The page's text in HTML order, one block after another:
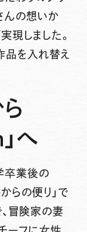
んの想いか
現しました。
品を入れ替え
へ
卒業後の
らの便り」で
冒険家の妻